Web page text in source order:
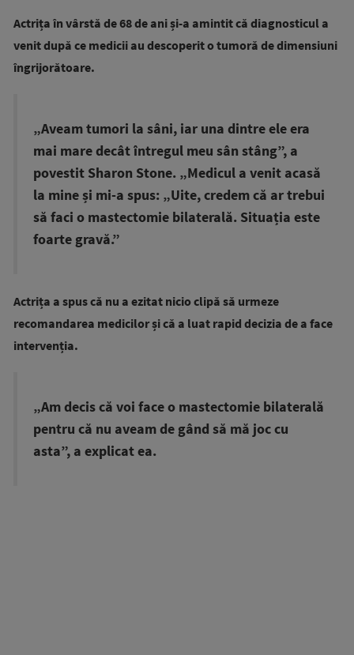
Actrița în vârstă de 68 de ani și-a amintit că diagnosticul a
venit după ce medicii au descoperit o tumoră de dimensiuni
îngrijorătoare.
„Aveam tumori la sâni, iar una dintre ele era
mai mare decât întregul meu sân stâng”, a
povestit Sharon Stone. „Medicul a venit acasă
la mine și mi-a spus: „Uite, credem că ar trebui
să faci o mastectomie bilaterală. Situația este
foarte gravă.”
Actrița a spus că nu a ezitat nicio clipă să urmeze
recomandarea medicilor și că a luat rapid decizia de a face
intervenția.
„Am decis că voi face o mastectomie bilaterală
pentru că nu aveam de gând să mă joc cu
asta”, a explicat ea.